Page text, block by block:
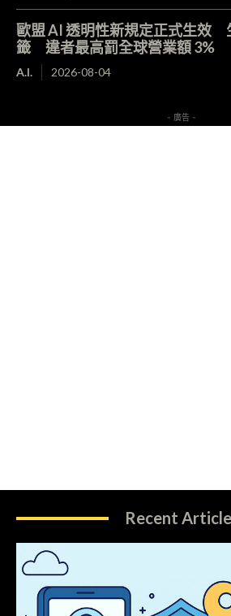
歐盟 AI 透明性新規定正式生效
籤 違者最高罰全球營業額 3%
A.I. 2026-08-04
- 廣告 -
Recent